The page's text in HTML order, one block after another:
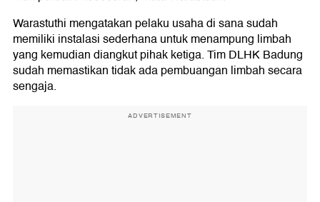
Warastuthi mengatakan pelaku usaha di sana sudah
memiliki instalasi sederhana untuk menampung limbah
yang kemudian diangkut pihak ketiga. Tim DLHK Badung
sudah memastikan tidak ada pembuangan limbah secara
sengaja.
ADVERTISEMENT